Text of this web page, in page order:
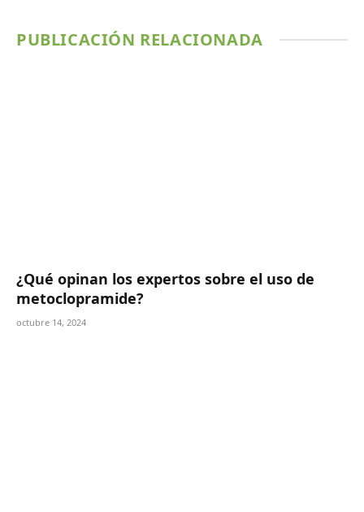
PUBLICACIÓN RELACIONADA
¿Qué opinan los expertos sobre el uso de
metoclopramide?
octubre 14, 2024